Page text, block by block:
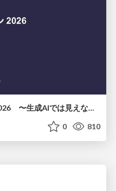
PHP初心者セッション2026 〜生成AIでは見えない裏側を知る：今だからLAMPを通して仕組みを学ぶ〜
0 810